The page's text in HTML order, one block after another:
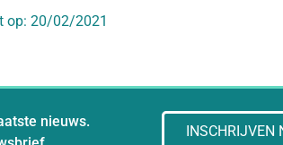
op: 20/02/2021
nieuws.
INSCHRIJVEN